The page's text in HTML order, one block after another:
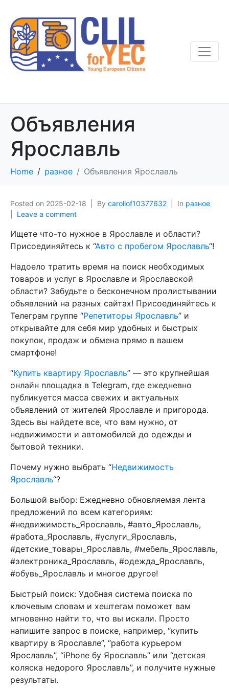
Объявления
Ярославль
Home разное Объявления Ярославль
Posted on 2025-02-18 By caroliof10377632 In разное
Leave a comment
Ищете что-то нужное в Ярославле и области?
Присоединяйтесь к “Авто с пробегом Ярославль“!
Надоело тратить время на поиск необходимых
товаров и услуг в Ярославле и Ярославской
области? Забудьте о бесконечном пролистывании
объявлений на разных сайтах! Присоединяйтесь к
Телеграм группе “Репетиторы Ярославль” и
открывайте для себя мир удобных и быстрых
покупок, продаж и обмена прямо в вашем
смартфоне!
“Купить квартиру Ярославль” — это крупнейшая
онлайн площадка в Telegram, где ежедневно
публикуется масса свежих и актуальных
объявлений от жителей Ярославле и пригорода.
Здесь вы найдете все, что вам нужно, от
недвижимости и автомобилей до одежды и
бытовой техники.
Почему нужно выбрать “Недвижимость
Ярославль“?
Большой выбор: Ежедневно обновляемая лента
предложений по всем категориям:
#недвижимость_Ярославль, #авто_Ярославль,
#работа_Ярославль, #услуги_Ярославль,
#детские_товары_Ярославль, #мебель_Ярославль,
#электроника_Ярославль, #одежда_Ярославль,
#обувь_Ярославль и многое другое!
Быстрый поиск: Удобная система поиска по
ключевым словам и хештегам поможет вам
мгновенно найти то, что вы искали. Просто
напишите запрос в поиске, например, “купить
квартиру в Ярославле”, “работа курьером
Ярославль”, “iPhone бу Ярославль” или “детская
коляска недорого Ярославль”, и получите нужные
результаты.